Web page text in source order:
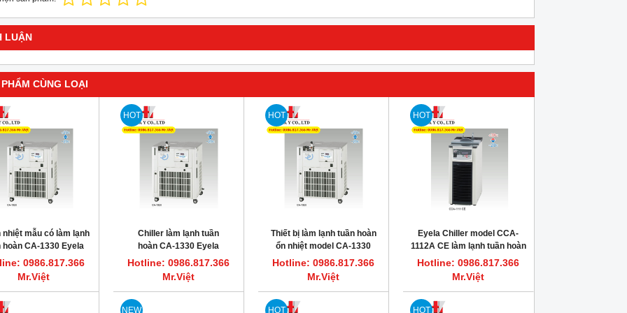
DAIHAN DH.WatS8002
0986.817.366 Mr.Việt
DAIHAN DH.WatS8001
Hotline: 0986.817.366 Mr.Việt
HPLC, GC HAMILTON
Hotline: 0986.817.366 Mr.Việt
LUẬN
CÙNG LOẠI
nhiệt mẫu có làm lạnh
hoàn CA-1330 Eyela
Nhật bản
0986.817.366
Mr.Việt
HOT
Chiller làm lạnh tuần
hoàn CA-1330 Eyela
Hotline: 0986.817.366
Mr.Việt
HOT
Thiết bị làm lạnh tuần hoàn
ổn nhiệt model CA-1330
Eyela
Hotline: 0986.817.366
Mr.Việt
HOT
Eyela Chiller model CCA-
1112A CE làm lạnh tuần hoàn
Hotline: 0986.817.366
Mr.Việt
NEW HOT HOT